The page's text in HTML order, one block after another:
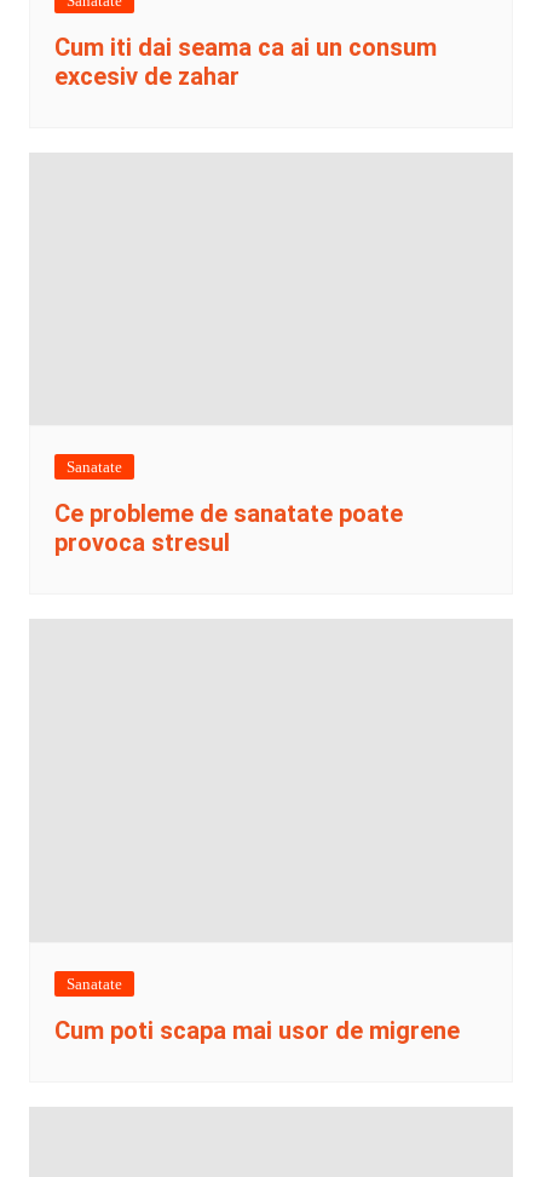
Cum iti dai seama ca ai un consum
excesiv de zahar
Sanatate
Ce probleme de sanatate poate
provoca stresul
Sanatate
Cum poti scapa mai usor de migrene